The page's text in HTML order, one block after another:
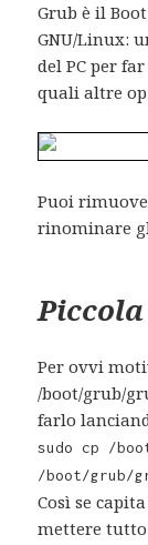
Grub è il
GNU/Linux:
del PC per
quali altre
Puoi
rinominare
Per ovvi
/boot/grub/
farlo
sudo cp /
/boot/grub/
Così se
mettere